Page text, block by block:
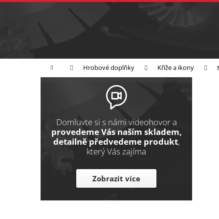
Přejít
Domů Hrobové doplňky Kříže a ikony
P
p
Domluvte si s námi videohovor a
provedeme Vás naším skladem,
detailně předvedeme produkt,
který Vás zajíma
Zobrazit více
K
k